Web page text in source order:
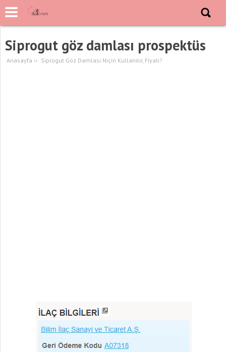
Siprogut göz damlası prospektüs
Anasayfa ›› Siprogut Göz Damlası Niçin Kullanılır, Fiyatı?